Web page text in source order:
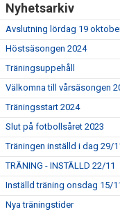
Nyhetsarkiv
Avslutning lördag 19
Höstsäsongen 2024
Träningsuppehåll
Välkomna till vårsäsongen
Träningsstart 2024
Slut på fotbollsåret 2023
Träningen inställd i dag 29/
TRÄNING - INSTÄLLD 22/11
Inställd träning onsdag 15/
Nya träningstider